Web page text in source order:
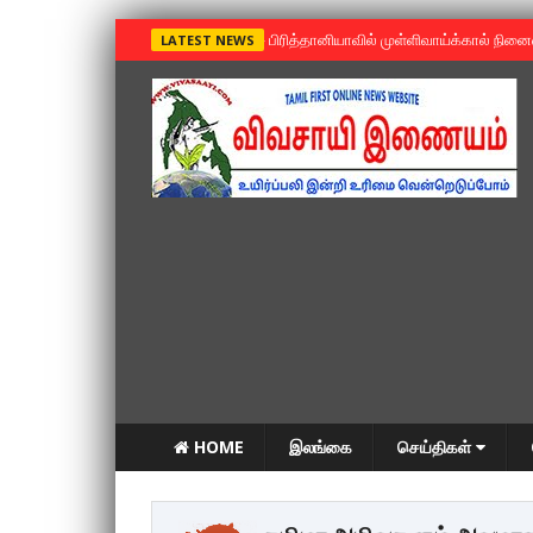
LATEST NEWS »பிரித்தானியாவில் முள்ளிவாய்க்கால்
HOME இலங்கை செய்திகள்